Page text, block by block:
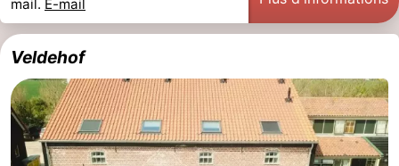
mail. E-mail
Veldehof